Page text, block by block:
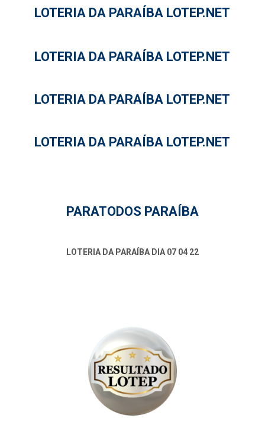
LOTERIA DA PARAÍBA LOTEP.NET
LOTERIA DA PARAÍBA LOTEP.NET
LOTERIA DA PARAÍBA LOTEP.NET
LOTERIA DA PARAÍBA LOTEP.NET
PARATODOS PARAÍBA
LOTERIA DA PARAÍBA DIA 07 04 22